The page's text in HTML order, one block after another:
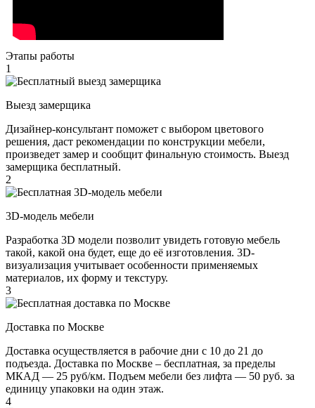
Этапы работы
1
Выезд замерщика
Дизайнер-консультант поможет с выбором цветового
решения, даст рекомендации по конструкции мебели,
произведет замер и сообщит финальную стоимость. Выезд
замерщика бесплатный.
2
3D-модель мебели
Разработка 3D модели позволит увидеть готовую мебель
такой, какой она будет, еще до её изготовления. 3D-
визуализация учитывает особенности применяемых
материалов, их форму и текстуру.
3
Доставка по Москве
Доставка осуществляется в рабочие дни с 10 до 21 до
подъезда. Доставка по Москве – бесплатная, за пределы
МКАД — 25 руб/км. Подъем мебели без лифта — 50 руб. за
единицу упаковки на один этаж.
4